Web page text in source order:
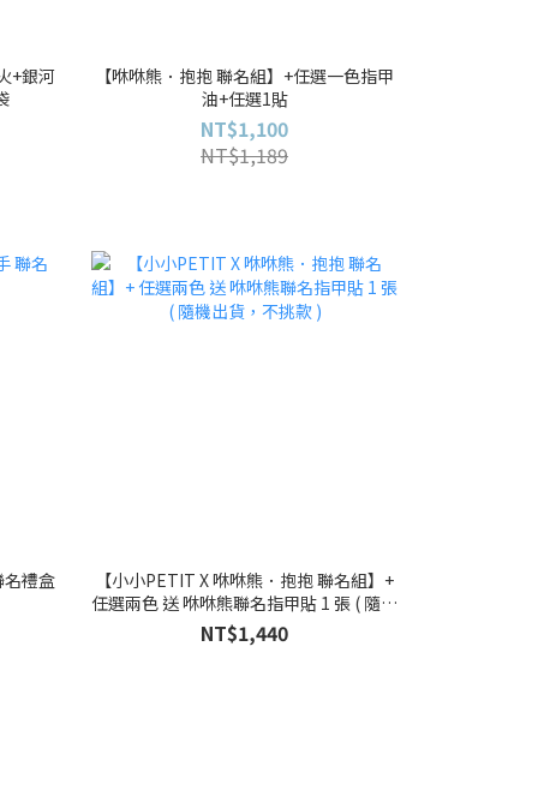
+銀河
【咻咻熊．抱抱 聯名組】+任選一色指甲
油+任選1貼
NT$1,100
NT$1,189
名禮盒
【小小PETIT X 咻咻熊．抱抱 聯名組】+
任選兩色 送 咻咻熊聯名指甲貼 1 張 ( 隨機
出貨，不挑款 )
NT$1,440